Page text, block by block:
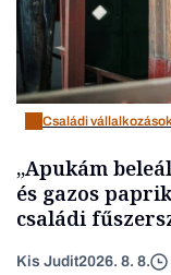
Családi vállalkozások
„Apukám
és gazos
családi
Kis Judit2026. 8. 8.